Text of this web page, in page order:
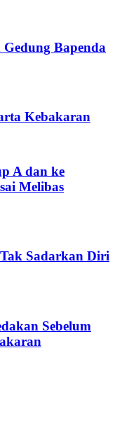
Bapenda
Kebakaran
A dan ke
Melibas
Sadarkan Diri
Sebelum